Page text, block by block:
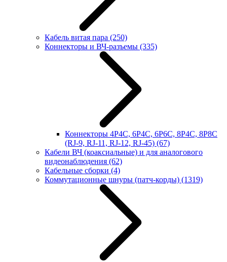
Кабель витая пара (250)
Коннекторы и ВЧ-разъемы (335)
Коннекторы 4P4C, 6P4C, 6P6C, 8P4C, 8P8C
(RJ-9, RJ-11, RJ-12, RJ-45) (67)
Кабели ВЧ (коаксиальные) и для аналогового
видеонаблюдения (62)
Кабельные сборки (4)
Коммутационные шнуры (патч-корды) (1319)